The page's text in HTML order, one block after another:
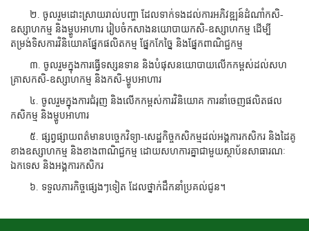
២. ចូលរួមដោះស្រាយរាល់បញ្ហា ដែលទាក់ទងដល់ការអភិវឌ្ឍន៍ដំណាំកសិ-
ឧស្សាហកម្ម និងម្ហូបអាហារ រៀបចំកសាង​នយោបាយ​កសិ-ឧស្សាហកម្ម ដើម្បី
តម្រង់ទិសការវិនិយោគផ្នែកផលិតកម្ម ផ្នែកកែច្នៃ និង​ផ្នែកពាណិជ្ជកម្ម
៣. ចូលរួមក្នុងការធ្វើទស្សនទាន និងបំផុសនយោបាយលើកកម្ពស់ដល់សហ
គ្រាសកសិ-ឧស្សាហកម្ម និងកសិ-ម្ហូបអាហារ
៤. ចូលរួមក្នុងការជំរុញ និងលើកកម្ពស់ការវិនិយោគ ការនាំចេញផលិតផល
កសិកម្ម និងម្ហូបអាហារ
៥. ផ្សព្វផ្សាយពត៌មានបច្ចេកវិទ្យា-សេដ្ឋកិច្ចកសិកម្មដល់អង្គការកសិករ និងដៃគូ
ខាងឧស្សាហកម្ម និងខាងពាណិជ្ជកម្ម ដោយ​សហការ​គ្នាជាមួយស្ថាប័នសាធារណៈ
ឯកទេស និងអង្គការកសិករ
៦. ទទួលភារកិច្ចផ្សេងៗទៀត ដែលថ្នាក់ដឹកនាំប្រគល់ជូន។